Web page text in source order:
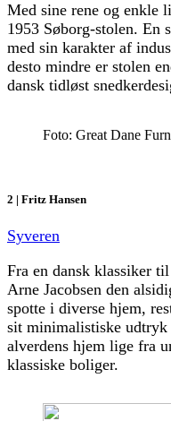
Med sine rene og enkle
1953 Søborg-stolen. En
med sin karakter af
desto mindre er stolen
dansk tidløst
Foto: Great Dane
2 | Fritz Hansen
Syveren
Fra en dansk klassiker
Arne Jacobsen den
spotte i diverse hjem,
sit minimalistiske udtryk
alverdens hjem lige fra
klassiske boliger.